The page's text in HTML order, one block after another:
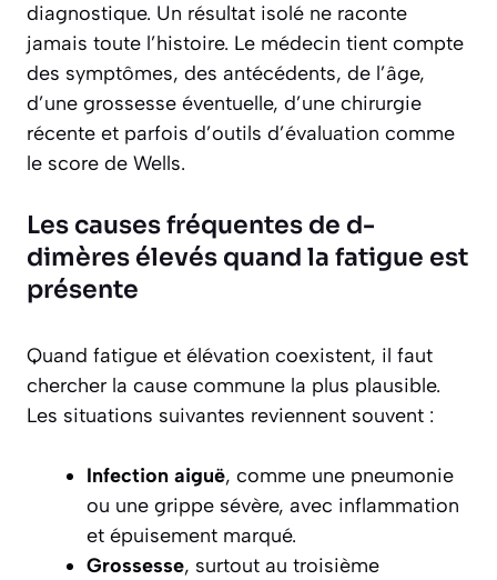
diagnostique. Un résultat isolé ne raconte
jamais toute l’histoire. Le médecin tient compte
des symptômes, des antécédents, de l’âge,
d’une grossesse éventuelle, d’une chirurgie
récente et parfois d’outils d’évaluation comme
le score de Wells.
Les causes fréquentes de d-
dimères élevés quand la fatigue est
présente
Quand fatigue et élévation coexistent, il faut
chercher la cause commune la plus plausible.
Les situations suivantes reviennent souvent :
Infection aiguë, comme une pneumonie
ou une grippe sévère, avec inflammation
et épuisement marqué.
Grossesse, surtout au troisième